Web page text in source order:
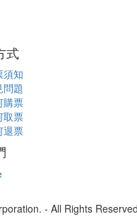
式
須知
問題
購票
取票
退票
- All Rights